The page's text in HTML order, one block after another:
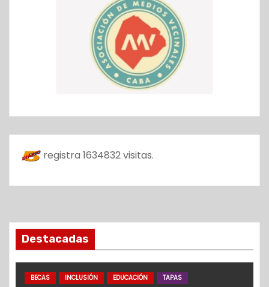
registra 1634832visitas.
Destacadas
BECAS INCLUSIÓN EDUCACIÓN TAPAS